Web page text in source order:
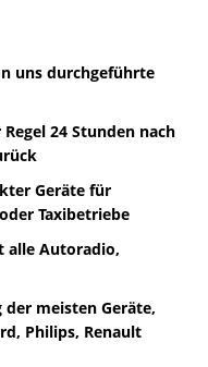
uns durchgeführte
24 Stunden nach
Geräte für
Taxibetriebe
alle Autoradio,
meisten Geräte,
Philips, Renault